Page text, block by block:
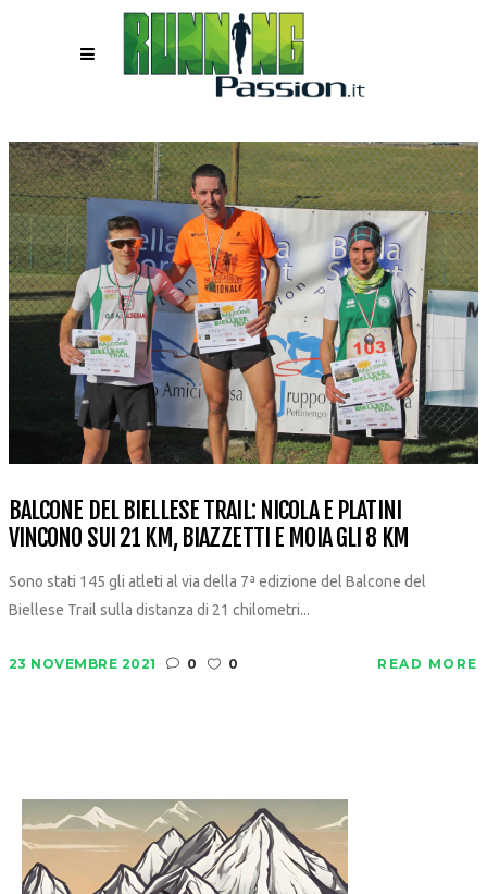
BALCONE DEL BIELLESE TRAIL: NICOLA E PLATINI
VINCONO SUI 21 KM, BIAZZETTI E MOIA GLI 8 KM
Sono stati 145 gli atleti al via della 7ª edizione del Balcone del
Biellese Trail sulla distanza di 21 chilometri...
23 NOVEMBRE 2021 0 0 READ MORE